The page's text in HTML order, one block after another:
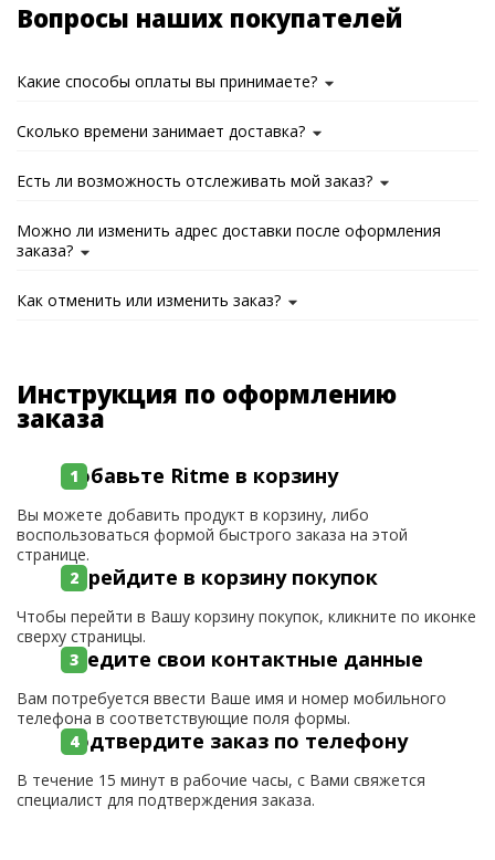
Вопросы наших покупателей
Какие способы оплаты вы принимаете?
Сколько времени занимает доставка?
Есть ли возможность отслеживать мой заказ?
Можно ли изменить адрес доставки после оформления
заказа?
Как отменить или изменить заказ?
Инструкция по оформлению
заказа
Добавьте Ritme в корзину
Вы можете добавить продукт в корзину, либо
воспользоваться формой быстрого заказа на этой
странице.
Перейдите в корзину покупок
Чтобы перейти в Вашу корзину покупок, кликните по иконке
сверху страницы.
Введите свои контактные данные
Вам потребуется ввести Ваше имя и номер мобильного
телефона в соответствующие поля формы.
Подтвердите заказ по телефону
В течение 15 минут в рабочие часы, с Вами свяжется
специалист для подтверждения заказа.